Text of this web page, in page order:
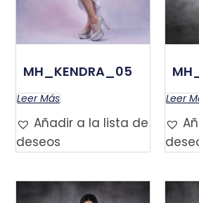
MH_KENDRA_05
Leer Más
Añadir a la lista de
deseos
Leer